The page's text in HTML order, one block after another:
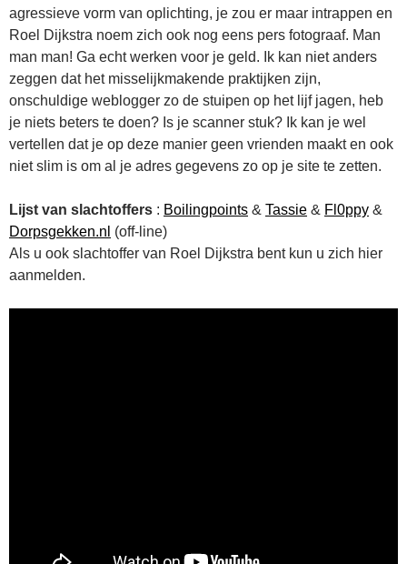
agressieve vorm van oplichting, je zou er maar intrappen en
Roel Dijkstra noem zich ook nog eens pers fotograaf. Man
man man! Ga echt werken voor je geld. Ik kan niet anders
zeggen dat het misselijkmakende praktijken zijn,
onschuldige weblogger zo de stuipen op het lijf jagen, heb
je niets beters te doen? Is je scanner stuk? Ik kan je wel
vertellen dat je op deze manier geen vrienden maakt en ook
niet slim is om al je adres gegevens zo op je site te zetten.
Lijst van slachtoffers : Boilingpoints & Tassie & Fl0ppy &
Dorpsgekken.nl (off-line)
Als u ook slachtoffer van Roel Dijkstra bent kun u zich hier
aanmelden.